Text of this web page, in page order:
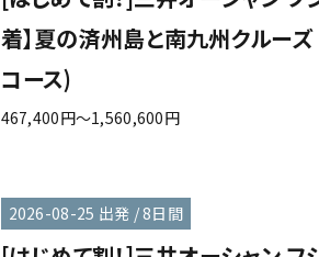
着】夏の済州島と南九州クルー
コース)
467,400円～1,560,600円
2026-08-25 出発 / 8日間